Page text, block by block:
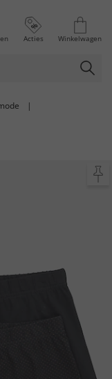
Acties Winkelwagen
|